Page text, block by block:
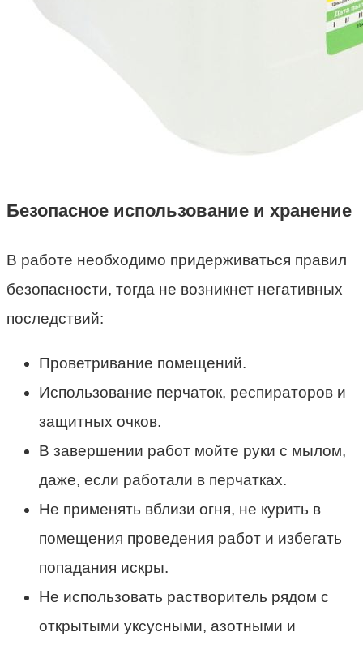
Безопасное использование и хранение
В работе необходимо придерживаться правил
безопасности, тогда не возникнет негативных
последствий:
Проветривание помещений.
Использование перчаток, респираторов и
защитных очков.
В завершении работ мойте руки с мылом,
даже, если работали в перчатках.
Не применять вблизи огня, не курить в
помещения проведения работ и избегать
попадания искры.
Не использовать растворитель рядом с
открытыми уксусными, азотными и